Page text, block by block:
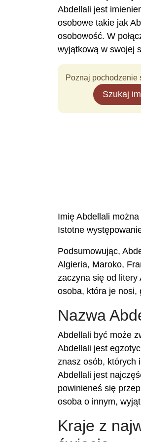
Abdellali jest
osobowe takie jak
osobowość. W
wyjątkową w swojej
Poznaj pochodzenie
Szukaj
Imię Abdellali
Istotne
Podsumowując,
Algieria, Maroko,
zaczyna się od litery
osoba, która je nosi,
Nazwa
Abdellali być może
Abdellali jest
znasz osób, których
Abdellali jest
powinieneś się
osoba o innym,
Kraje z